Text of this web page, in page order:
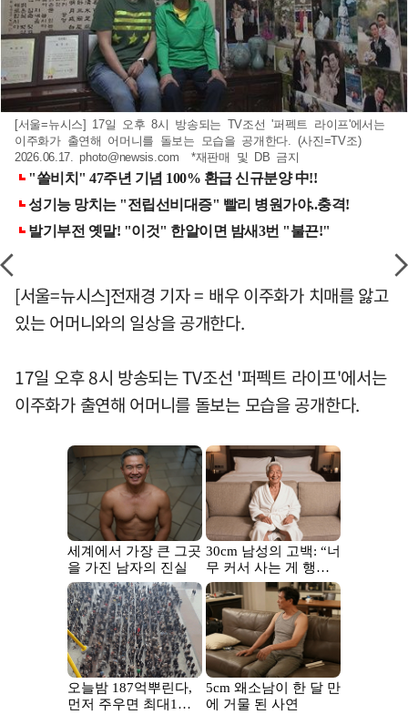
[서울=뉴시스] 17일 오후 8시 방송되는 TV조선 '퍼펙트 라이프'에서는
이주화가 출연해 어머니를 돌보는 모습을 공개한다. (사진=TV조)
2026.06.17.photo@newsis.com *재판매 및 DB 금지
[서울=뉴시스]전재경 기자 = 배우 이주화가 치매를 앓고
있는 어머니와의 일상을 공개한다.
17일 오후 8시 방송되는 TV조선 '퍼펙트 라이프'에서는
이주화가 출연해 어머니를 돌보는 모습을 공개한다.